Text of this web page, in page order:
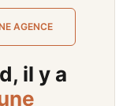
AGENCE
il y a